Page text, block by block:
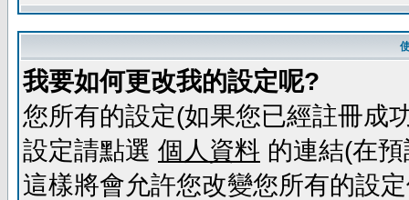
我要如何更改我的設定呢?
您所有的設定(如果您已經註冊成
設定請點選 個人資料 的連結(在
這樣將會允許您改變您所有的設